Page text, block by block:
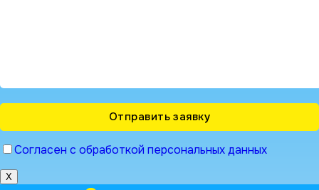
Согласен с обработкой персональных данных
X